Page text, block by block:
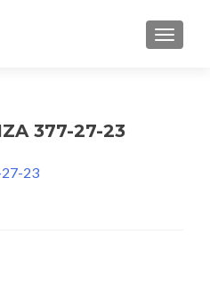
MENU
377-27-23
23